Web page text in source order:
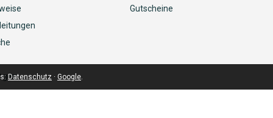
Gutscheine
Datenschutz · Google.